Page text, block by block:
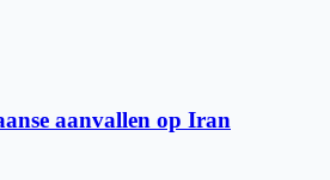
aanvallen op Iran